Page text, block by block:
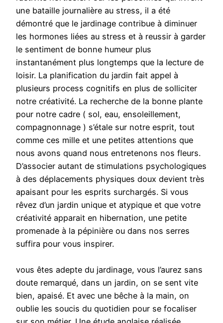
une bataille journalière au stress, il a été
démontré que le jardinage contribue à diminuer
les hormones liées au stress et à reussir à garder
le sentiment de bonne humeur plus
instantanément plus longtemps que la lecture de
loisir. La planification du jardin fait appel à
plusieurs process cognitifs en plus de solliciter
notre créativité. La recherche de la bonne plante
pour notre cadre ( sol, eau, ensoleillement,
compagnonnage ) s’étale sur notre esprit, tout
comme ces mille et une petites attentions que
nous avons quand nous entretenons nos fleurs.
D’associer autant de stimulations psychologiques
à des déplacements physiques doux devient très
apaisant pour les esprits surchargés. Si vous
rêvez d’un jardin unique et atypique et que votre
créativité apparait en hibernation, une petite
promenade à la pépinière ou dans nos serres
suffira pour vous inspirer.
vous êtes adepte du jardinage, vous l’aurez sans
doute remarqué, dans un jardin, on se sent vite
bien, apaisé. Et avec une bêche à la main, on
oublie les soucis du quotidien pour se focaliser